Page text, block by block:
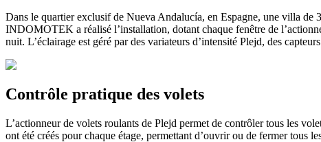
Dans le quartier exclusif de Nueva Andalucía, en Espagne, une villa de
INDOMOTEK a réalisé l’installation, dotant chaque fenêtre de
nuit. L’éclairage est géré par des variateurs d’intensité Plejd, des
Contrôle pratique des volets
L’actionneur de volets roulants de Plejd permet de contrôler tous les
ont été créés pour chaque étage, permettant d’ouvrir ou de fermer tous